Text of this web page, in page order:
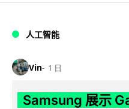
人工智能
Vin 1 日
Samsung 展示